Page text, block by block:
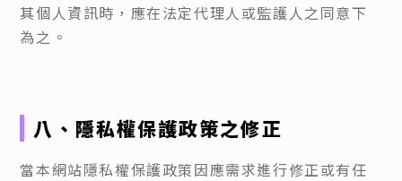
其個人資訊時，應在法定代理人或監護人之同意下
為之。
八、隱私權保護政策之修正
當本網站隱私權保護政策因應需求進行修正或有任